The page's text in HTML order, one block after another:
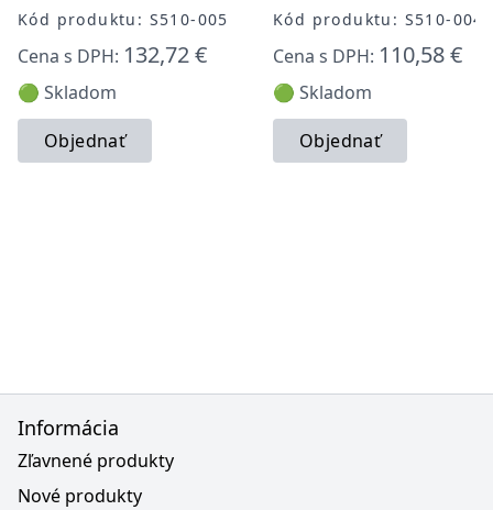
Kód produktu: S510-005
Cena s DPH: 132,72 €
🟢 Skladom
Objednať
Kód produktu: S510-004
Cena s DPH: 110,58 €
🟢 Skladom
Objednať
Informácia
Zľavnené produkty
Nové produkty